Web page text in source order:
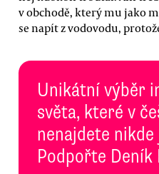
v obchodě, který mu jako
se napít z vodovodu,
Unikátní výběr
světa, které v
nenajdete nikde
Podpořte Deník